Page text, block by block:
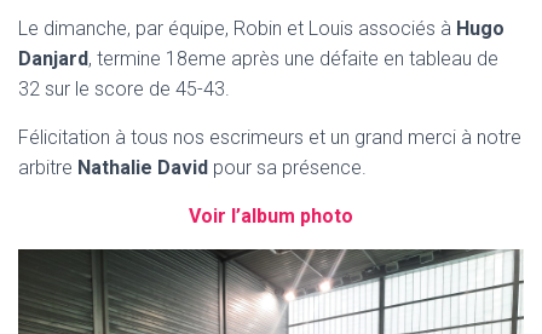
Le dimanche, par équipe, Robin et Louis associés à Hugo
Danjard, termine 18eme après une défaite en tableau de
32 sur le score de 45-43.
Félicitation à tous nos escrimeurs et un grand merci à notre
arbitre Nathalie David pour sa présence.
Voir l’album photo